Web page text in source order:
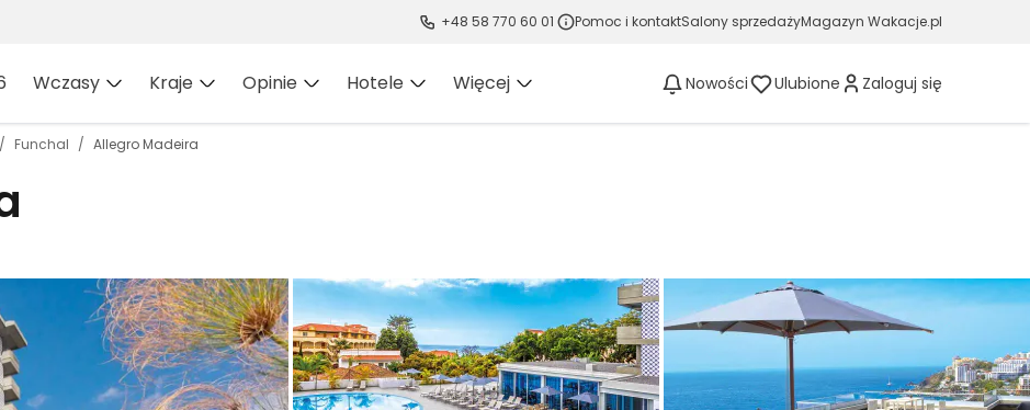
+48 58 770 60 01 Pomoc i kontaktSalony sprzedażyMagazyn Wakacje.pl
Wczasy Kraje Opinie Hotele Więcej Nowości Ulubione Zaloguj się
Funchal Allegro Madeira